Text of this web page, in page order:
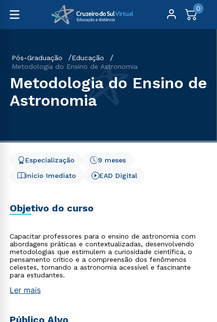
0
Pós-Graduação
Educação
Metodologia do Ensino de Astronomia
Metodologia do Ensino de
Astronomia
Início Imediato
9 meses
Especialização
EAD Digital
Objetivo do curso
Capacitar professores para o ensino de astronomia com
abordagens práticas e contextualizadas, desenvolvendo
metodologias que estimulem a curiosidade científica, o
pensamento crítico e a compreensão dos fenômenos
celestes, tornando a astronomia acessível e fascinante
para estudantes.
Ler mais
Público Alvo